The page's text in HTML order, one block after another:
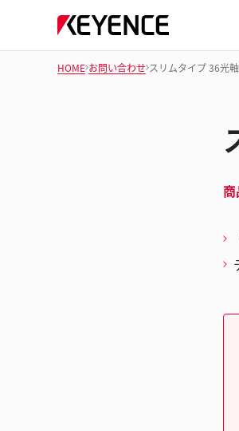
HOME お問い合わせ スリムタイプ 36光